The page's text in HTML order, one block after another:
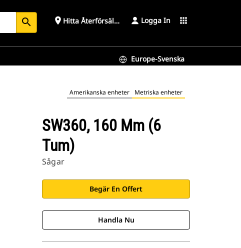
search place Hitta Återförsäljare Logga In apps
Europe-Svenska
Amerikanska enheter Metriska enheter
SW360, 160 Mm (6
Tum)
Sågar
Begär En Offert
Handla Nu